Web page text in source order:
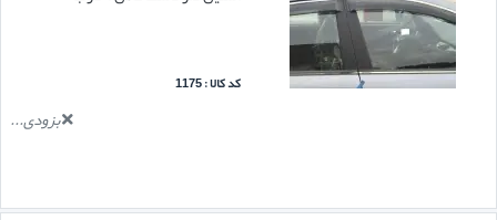
کد کالا : 1175
بزودی...